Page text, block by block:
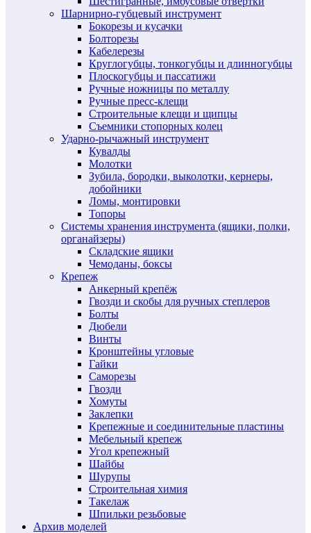
Шарнирно-губцевый инструмент
Бокорезы и кусачки
Болторезы
Кабелерезы
Круглогубцы, тонкогубцы и длинногубцы
Плоскогубцы и пассатижи
Ручные ножницы по металлу
Ручные пресс-клещи
Строительные клещи и щипцы
Съемники стопорных колец
Ударно-рычажный инструмент
Кувалды
Молотки
Зубила, бородки, выколотки, кернеры,
добойники
Ломы, монтировки
Топоры
Системы хранения инструмента (ящики, полки,
органайзеры)
Складские ящики
Чемоданы, боксы
Крепеж
Анкерный крепёж
Гвозди и скобы для ручных степлеров
Болты
Дюбели
Винты
Кронштейны угловые
Гайки
Саморезы
Гвозди
Хомуты
Заклепки
Крепежные и соединительные пластины
Мебельный крепеж
Угол крепежный
Шайбы
Шурупы
Строительная химия
Такелаж
Шпильки резьбовые
Архив моделей